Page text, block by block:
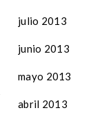
julio 2013
junio 2013
mayo 2013
abril 2013